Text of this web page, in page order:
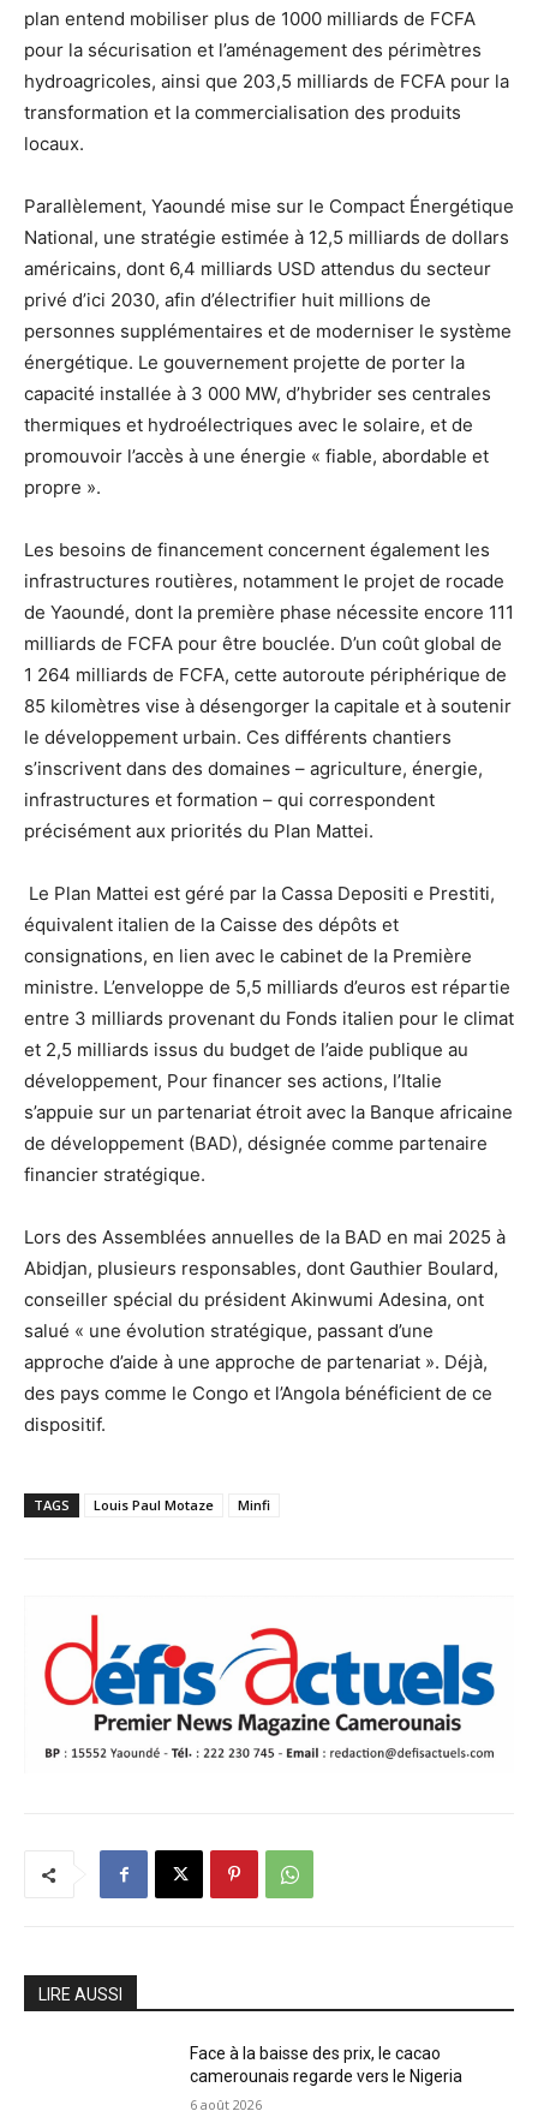
plan entend mobiliser plus de 1000 milliards de FCFA
pour la sécurisation et l’aménagement des périmètres
hydroagricoles, ainsi que 203,5 milliards de FCFA pour la
transformation et la commercialisation des produits
locaux.
Parallèlement, Yaoundé mise sur le Compact Énergétique
National, une stratégie estimée à 12,5 milliards de dollars
américains, dont 6,4 milliards USD attendus du secteur
privé d’ici 2030, afin d’électrifier huit millions de
personnes supplémentaires et de moderniser le système
énergétique. Le gouvernement projette de porter la
capacité installée à 3 000 MW, d’hybrider ses centrales
thermiques et hydroélectriques avec le solaire, et de
promouvoir l’accès à une énergie « fiable, abordable et
propre ».
Les besoins de financement concernent également les
infrastructures routières, notamment le projet de rocade
de Yaoundé, dont la première phase nécessite encore 111
milliards de FCFA pour être bouclée. D’un coût global de
1 264 milliards de FCFA, cette autoroute périphérique de
85 kilomètres vise à désengorger la capitale et à soutenir
le développement urbain. Ces différents chantiers
s’inscrivent dans des domaines – agriculture, énergie,
infrastructures et formation – qui correspondent
précisément aux priorités du Plan Mattei.
Le Plan Mattei est géré par la Cassa Depositi e Prestiti,
équivalent italien de la Caisse des dépôts et
consignations, en lien avec le cabinet de la Première
ministre. L’enveloppe de 5,5 milliards d’euros est répartie
entre 3 milliards provenant du Fonds italien pour le climat
et 2,5 milliards issus du budget de l’aide publique au
développement, Pour financer ses actions, l’Italie
s’appuie sur un partenariat étroit avec la Banque africaine
de développement (BAD), désignée comme partenaire
financier stratégique.
Lors des Assemblées annuelles de la BAD en mai 2025 à
Abidjan, plusieurs responsables, dont Gauthier Boulard,
conseiller spécial du président Akinwumi Adesina, ont
salué « une évolution stratégique, passant d’une
approche d’aide à une approche de partenariat ». Déjà,
des pays comme le Congo et l’Angola bénéficient de ce
dispositif.
TAGS Louis Paul Motaze Minfi
LIRE AUSSI
Face à la baisse des prix, le cacao
camerounais regarde vers le Nigeria
6 août 2026